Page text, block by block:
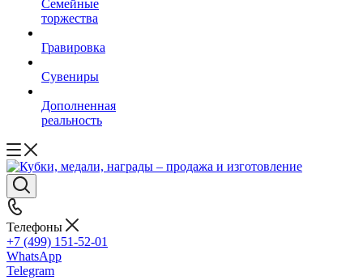
Семейные
торжества
Гравировка
Сувениры
Дополненная
реальность
Телефоны
+7 (499) 151-52-01
WhatsApp
Telegram